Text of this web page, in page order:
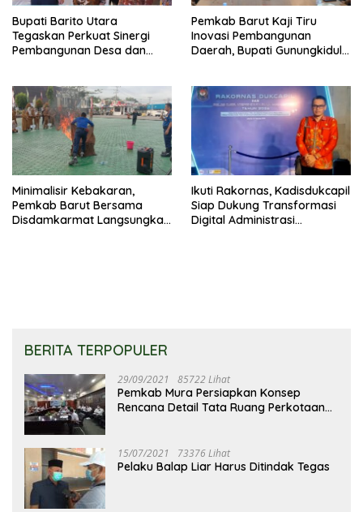
Bupati Barito Utara
Tegaskan Perkuat Sinergi
Pembangunan Desa dan
Pemkab Barut Kaji Tiru
Inovasi Pembangunan
Daerah, Bupati Gunungkidul
Lokal dan Pelestarian
Lingkungan
Minimalisir Kebakaran,
Pemkab Barut Bersama
Disdamkarmat Langsungkan
Ikuti Rakornas, Kadisdukcapil
Siap Dukung Transformasi
Digital Administrasi
BERITA TERPOPULER
29/09/2021 85722 Lihat
Pemkab Mura Persiapkan Konsep
Rencana Detail Tata Ruang Perkotaan
15/07/2021 73376 Lihat
Pelaku Balap Liar Harus Ditindak Tegas